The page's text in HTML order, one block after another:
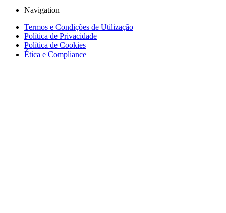
Navigation
Termos e Condições de Utilização
Política de Privacidade
Política de Cookies
Ética e Compliance